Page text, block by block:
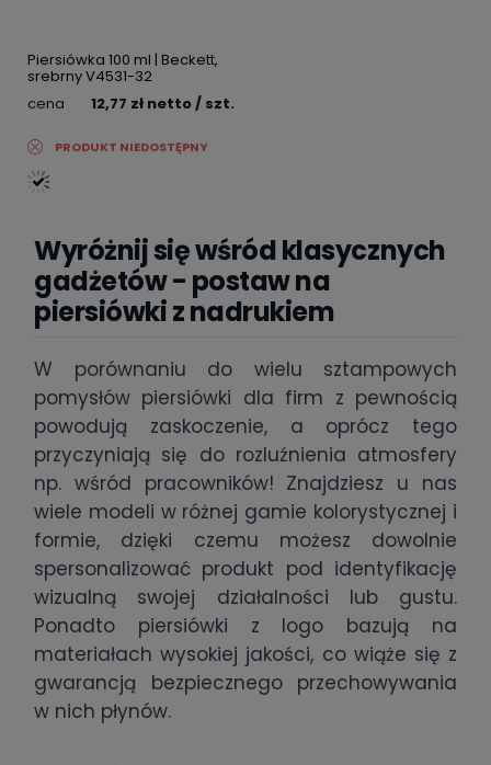
Piersiówka 100 ml | Beckett,
srebrny V4531-32
cena
12,77 zł netto/ szt.
PRODUKT NIEDOSTĘPNY
Wyróżnij się wśród klasycznych
gadżetów - postaw na
piersiówki z nadrukiem
W porównaniu do wielu sztampowych
pomysłów piersiówki dla firm z pewnością
powodują zaskoczenie, a oprócz tego
przyczyniają się do rozluźnienia atmosfery
np. wśród pracowników! Znajdziesz u nas
wiele modeli w różnej gamie kolorystycznej i
formie, dzięki czemu możesz dowolnie
spersonalizować produkt pod identyfikację
wizualną swojej działalności lub gustu.
Ponadto piersiówki z logo bazują na
materiałach wysokiej jakości, co wiąże się z
gwarancją bezpiecznego przechowywania
w nich płynów.